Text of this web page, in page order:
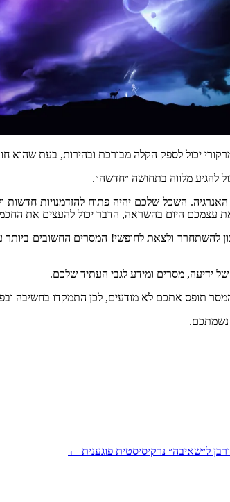
יכול לספק הקלה מבורכת ובהירות, בעת שהוא
להגיע מלווה בתחושה ״חדשה״.
האנרגיה. השכל שלכם יהיה פתוח להזדמנויות חדשות
עצמכם היום בהשראה, הדבר יכול להעצים את
להשתחרר ולצאת לחופשי! המסרים החשובים ביותר
של ידיעה, מסרים ומידע לגבי העתיד שלכם.
תופס אתכם לא מודעים, לכן התמקדו בחשיבה
נשמתכם.
ל״שאיבה״ נרקיסיסטית פוגענית ←